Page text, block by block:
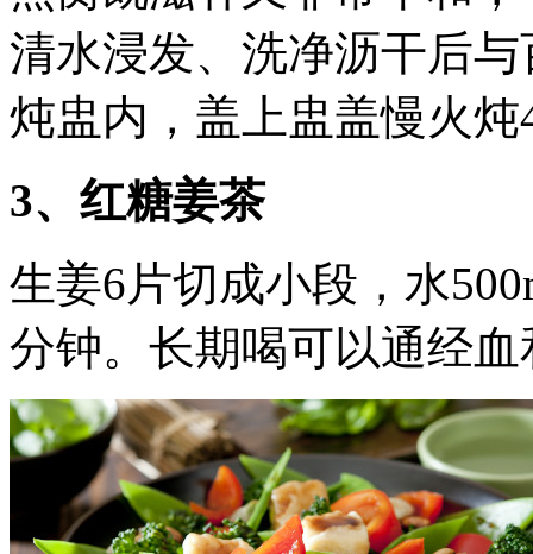
清水浸发、洗净沥干后
炖盅内，盖上盅盖慢火
3、红糖姜茶
生姜6片切成小段，水
分钟。长期喝可以通经